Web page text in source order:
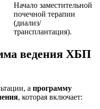
Начало заместительной
почечной терапии
(диализ/
трансплантация).
ведения ХБП
а программу
, которая включает: